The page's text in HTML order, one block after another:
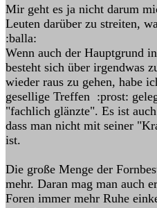
Mir geht es ja nicht darum
Leuten darüber zu streiten,
:balla:
Wenn auch der Hauptgrund
besteht sich über irgendwas
wieder raus zu gehen, habe
gesellige Treffen :prost:
"fachlich glänzte". Es ist
dass man nicht mit seiner
ist.
Die große Menge der
mehr. Daran mag man auch
Foren immer mehr Ruhe